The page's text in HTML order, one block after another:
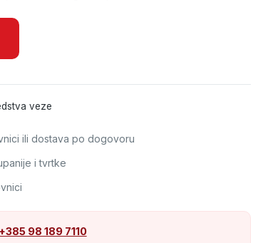
veze
ili dostava po dogovoru
i tvrtke
+385 98 189 7110